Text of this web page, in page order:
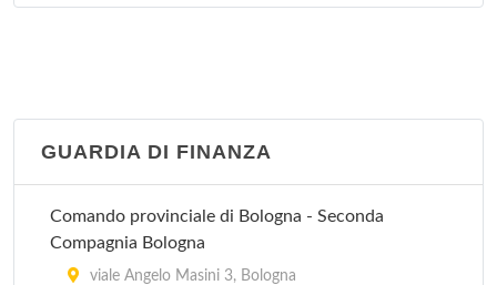
via Emilia Levante 137, Bologna
Villa Torri
GUARDIA DI FINANZA
Comando provinciale di Bologna - Seconda
Compagnia Bologna
viale Angelo Masini 3, Bologna